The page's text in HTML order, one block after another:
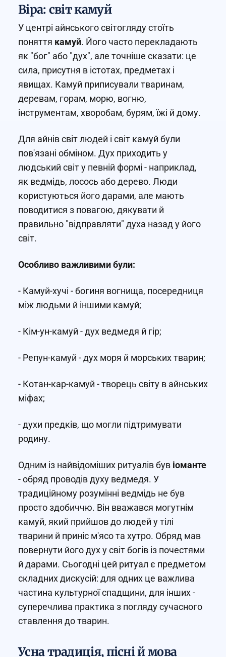
Віра: світ камуй
У центрі айнського світогляду стоїть
поняття камуй. Його часто перекладають
як "бог" або "дух", але точніше сказати: це
сила, присутня в істотах, предметах і
явищах. Камуй приписували тваринам,
деревам, горам, морю, вогню,
інструментам, хворобам, бурям, їжі й дому.
Для айнів світ людей і світ камуй були
пов'язані обміном. Дух приходить у
людський світ у певній формі - наприклад,
як ведмідь, лосось або дерево. Люди
користуються його дарами, але мають
поводитися з повагою, дякувати й
правильно "відправляти" духа назад у його
світ.
Особливо важливими були:
- Камуй-хучі - богиня вогнища, посередниця
між людьми й іншими камуй;
- Кім-ун-камуй - дух ведмедя й гір;
- Репун-камуй - дух моря й морських тварин;
- Котан-кар-камуй - творець світу в айнських
міфах;
- духи предків, що могли підтримувати
родину.
Одним із найвідоміших ритуалів був іоманте
- обряд проводів духу ведмедя. У
традиційному розумінні ведмідь не був
просто здобиччю. Він вважався могутнім
камуй, який прийшов до людей у тілі
тварини й приніс м'ясо та хутро. Обряд мав
повернути його дух у світ богів із почестями
й дарами. Сьогодні цей ритуал є предметом
складних дискусій: для одних це важлива
частина культурної спадщини, для інших -
суперечлива практика з погляду сучасного
ставлення до тварин.
Усна традиція, пісні й мова